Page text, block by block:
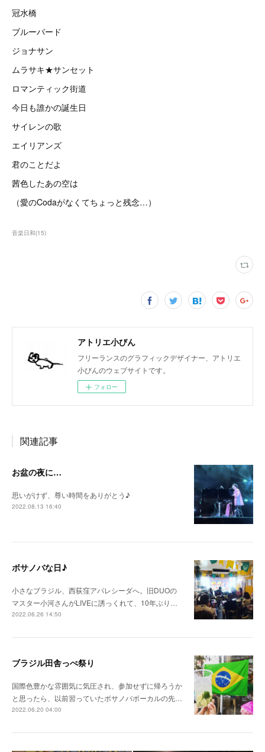
冠水橋
ブルーバード
ジョナサン
ムラサキ★サンセット
ロマンティック街道
今日も誰かの誕生日
サイレンの歌
エイリアンズ
君のことだよ
茜色したあの空は
（愛のCodaがなくてちょっと残念…）
音楽日和(15)
アトリエ小びん
フリーランスのグラフィックデザイナー、アトリエ
小びんのウェブサイトです。
フォロー
関連記事
お盆の夜に…
思いがけず、尊い時間をありがとう♪
2022.08.13 16:40
ボサノバな日♪
小さなブラジル、西荻窪アパレシーダへ。旧DUOの
マスター小河さんがLIVEに誘っくれて、10年ぶり…
2022.06.26 14:50
ブラジル田舎っぺ祭り
国際色豊かな雰囲気に気圧され、参加せずに帰ろうか
と思ったら、以前習っていたボサノバボーカルの先…
2022.06.20 04:00